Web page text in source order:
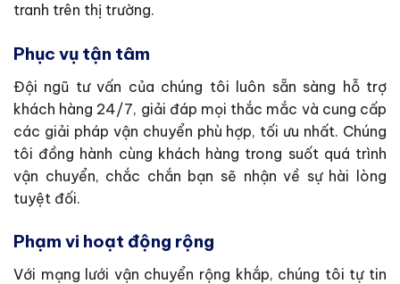
tranh trên thị trường.
Phục vụ tận tâm
Đội ngũ tư vấn của chúng tôi luôn sẵn sàng hỗ trợ
khách hàng 24/7, giải đáp mọi thắc mắc và cung cấp
các giải pháp vận chuyển phù hợp, tối ưu nhất. Chúng
tôi đồng hành cùng khách hàng trong suốt quá trình
vận chuyển, chắc chắn bạn sẽ nhận về sự hài lòng
tuyệt đối.
Phạm vi hoạt động rộng
Với mạng lưới vận chuyển rộng khắp, chúng tôi tự tin